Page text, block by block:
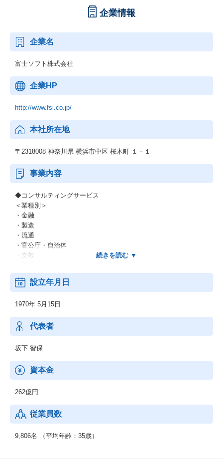
企業情報
企業名
富士ソフト株式会社
企業HP
http://www.fsi.co.jp/
本社所在地
〒2318008 神奈川県 横浜市中区 桜木町 １－１
事業内容
◆コンサルティングサービス
＜業種別＞
・金融
・製造
・流通
・官公庁・自治体
・文教
・他
＜業務別＞
・CRM
・SFA
・SCM
・ERP
・WEB
＜IT基盤、ネットワーク＞
・ネットワーク
・先端IT
・ミドルウェア
◆制御系システムサービス
＜移動体通信制御開発＞
設立年月日
1970年 5月15日
代表者
坂下 智保
資本金
262億円
従業員数
9,806名 （平均年齢：35歳）